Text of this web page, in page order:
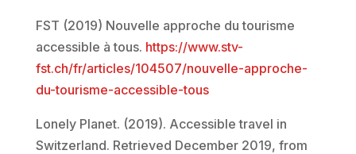
FST (2019) Nouvelle approche du tourisme
accessible à tous. https://www.stv-
fst.ch/fr/articles/104507/nouvelle-approche-
du-tourisme-accessible-tous
Lonely Planet. (2019). Accessible travel in
Switzerland. Retrieved December 2019, from